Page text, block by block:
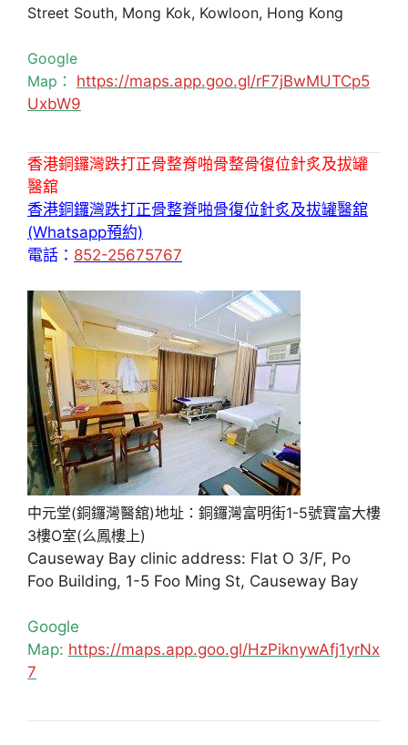
Street South, Mong Kok, Kowloon, Hong Kong
Google
Map： https://maps.app.goo.gl/rF7jBwMUTCp5
UxbW9
香港銅鑼灣跌打正骨整脊啪骨整骨復位針炙及拔罐
醫舘
香港銅鑼灣跌打正骨整脊啪骨復位針炙及拔罐醫舘
(Whatsapp預約)
電話： 852-25675767
中元堂(銅鑼灣醫舘)地址：銅鑼灣富明街1-5號寶富大樓
3樓O室(么鳳樓上)
Causeway Bay clinic address: Flat O 3/F, Po
Foo Building, 1-5 Foo Ming St, Causeway Bay
Google
Map: https://maps.app.goo.gl/HzPiknywAfj1yrNx
7